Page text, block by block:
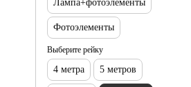
Лампа+фотоэлементы
Фотоэлементы
Выберите рейку
4 метра 5 метров